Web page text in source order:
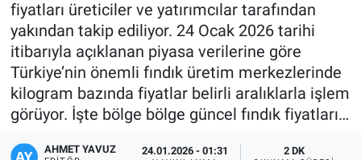
fiyatları üreticiler ve yatırımcılar tarafından
yakından takip ediliyor. 24 Ocak 2026 tarihi
itibarıyla açıklanan piyasa verilerine göre
Türkiye’nin önemli fındık üretim merkezlerinde
kilogram bazında fiyatlar belirli aralıklarla işlem
görüyor. İşte bölge bölge güncel fındık fiyatları…
AHMET YAVUZ 24.01.2026 - 01:31 2 DK